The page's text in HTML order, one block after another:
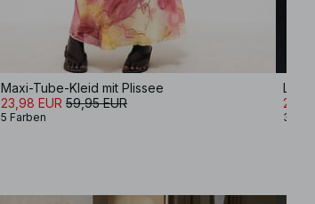
Maxi-Tube-Kleid mit Plissee
23,98 EUR 59,95 EUR
5 Farben 3